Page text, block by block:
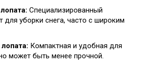
Специализированный
для уборки снега, часто с широким
Компактная и удобная для
может быть менее прочной.